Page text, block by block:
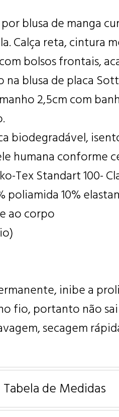
blusa de manga
Calça reta, cintura
bolsos frontais,
na blusa de placa
2,5cm com
biodegradável,
humana conforme
Tex Standart 100-
poliamida 10%
ao corpo
inibe a
fio, portanto não
secagem
Tabela de Medidas